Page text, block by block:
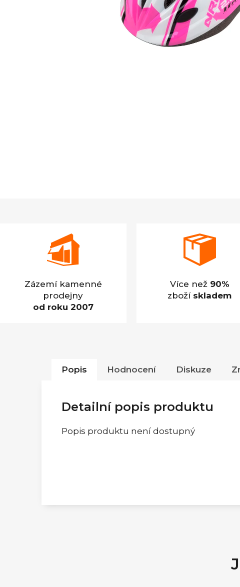
Zázemí kamenné
prodejny
od roku 2007
Více než 90%
zboží skladem
Popis Hodnocení Diskuze
Detailní popis produktu
Popis produktu není dostupný